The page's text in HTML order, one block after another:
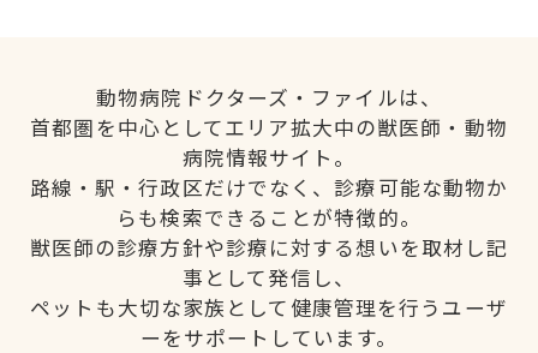
動物病院ドクターズ・ファイルは、
首都圏を中心としてエリア拡大中の獣医師・動物
病院情報サイト。
路線・駅・行政区だけでなく、診療可能な動物か
らも検索できることが特徴的。
獣医師の診療方針や診療に対する想いを取材し記
事として発信し、
ペットも大切な家族として健康管理を行うユーザ
ーをサポートしています。